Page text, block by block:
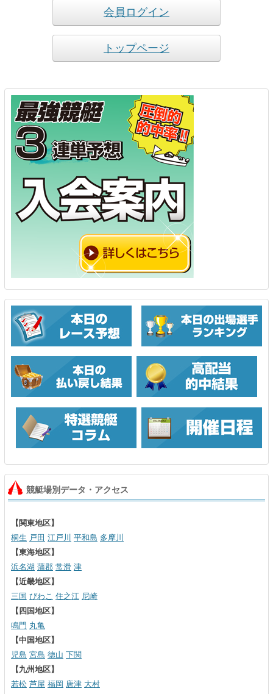
会員ログイン
トップページ
競艇場別データ・アクセス
【関東地区】
桐生 戸田 江戸川 平和島 多摩川
【東海地区】
浜名湖 蒲郡 常滑 津
【近畿地区】
三国 びわこ 住之江 尼崎
【四国地区】
鳴門 丸亀
【中国地区】
児島 宮島 徳山 下関
【九州地区】
若松 芦屋 福岡 唐津 大村